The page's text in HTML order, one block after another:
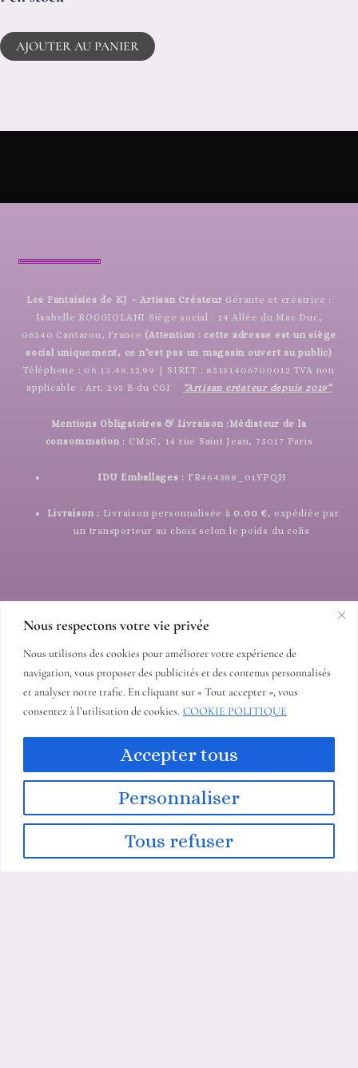
Nous respectons votre vie privée
Nous utilisons des cookies pour améliorer votre expérience de
navigation, vous proposer des publicités et des contenus personnalisés
et analyser notre trafic. En cliquant sur « Tout accepter », vous
consentez à l’utilisation de cookies. COOKIE POLITIQUE
Personnaliser
Tous refuser
Accepter tous
AJOUTER AU PANIER
Les Fantaisies de KJ – Artisan Créateur Gérante et créatrice :
Isabelle ROGGIOLANI Siège social : 14 Allée du Mac Duc,
06340 Cantaron, France (Attention : cette adresse est un siège
social uniquement, ce n’est pas un magasin ouvert au public)
Téléphone : 06.13.48.12.99 | SIRET : 85151406700012 TVA non
applicable : Art. 293 B du CGI
“Artisan créateur depuis 2019”
Mentions Obligatoires & Livraison :Médiateur de la
consommation : CM2C, 14 rue Saint Jean, 75017 Paris
IDU Emballages : FR464388_01YPQH
Livraison : Livraison personnalisée à 0.00 €, expédiée par
un transporteur au choix selon le poids du colis
14 allée du mas duc 06340 Nice France
+33613481299
kjcreations06@gmail.com